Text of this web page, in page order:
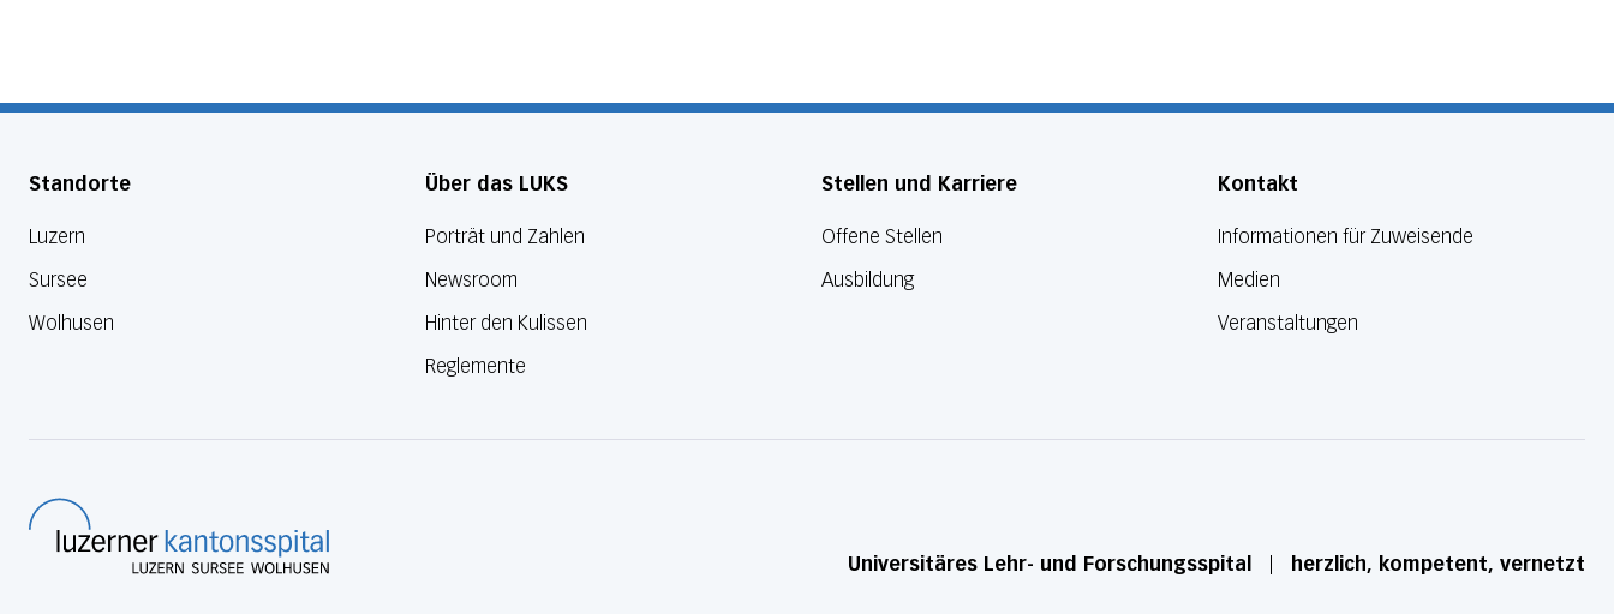
Standorte
Luzern
Sursee
Wolhusen
Über das LUKS
Porträt und Zahlen
Newsroom
Hinter den Kulissen
Reglemente
Stellen und Karriere
Offene Stellen
Ausbildung
Kontakt
Informationen für Zuweisende
Medien
Veranstaltungen
Universitäres Lehr- und Forschungsspital herzlich, kompetent, vernetzt